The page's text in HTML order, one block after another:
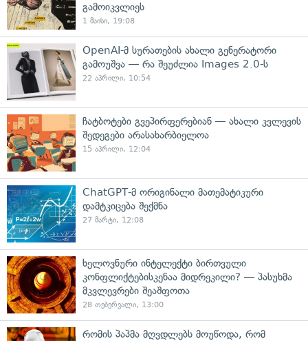
გამოიკვლიეს
1 მაისი, 19:08
OpenAI-მ სურათების ახალი გენერატორი
გამოუშვა — რა შეუძლია Images 2.0-ს
22 აპრილი, 10:54
ჩატბოტები გვეპირფერებიან — ახალი კვლევის
შედეგები არასახარბიელოა
15 აპრილი, 12:04
ChatGPT-მ ორიგინალი მათემატიკური
დამტკიცება შექმნა
27 მარტი, 12:08
ხელოვნური ინტელექტი ბირთვული
კონფლიქტებისკენაა მიდრეკილი? — პასუხმა
მკვლევრები შეაშფოთა
28 თებერვალი, 13:00
რომის პაპმა მღვდლებს მოუწოდა, რომ